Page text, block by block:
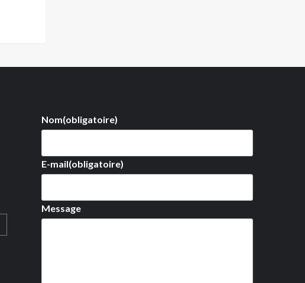
Nom(obligatoire)
E-mail(obligatoire)
Message